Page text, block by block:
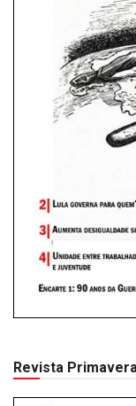
Revista